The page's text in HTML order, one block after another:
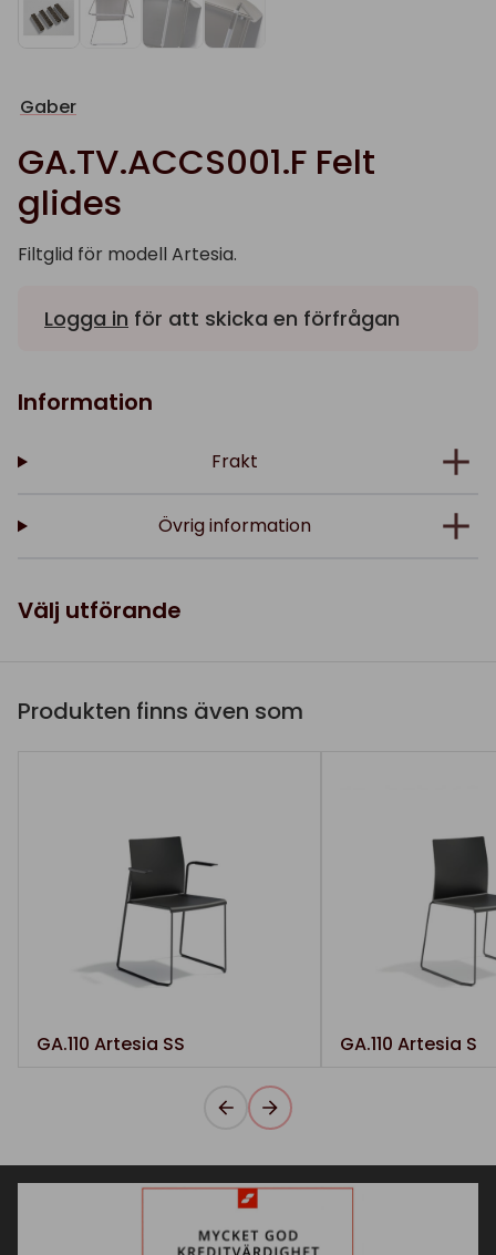
Gaber
GA.TV.ACCS001.F Felt
glides
Filtglid för modell Artesia.
Logga in för att skicka en förfrågan
Information
Frakt
Övrig information
Välj utförande
Produkten finns även som
GA.110 Artesia SS GA.110 Artesia S